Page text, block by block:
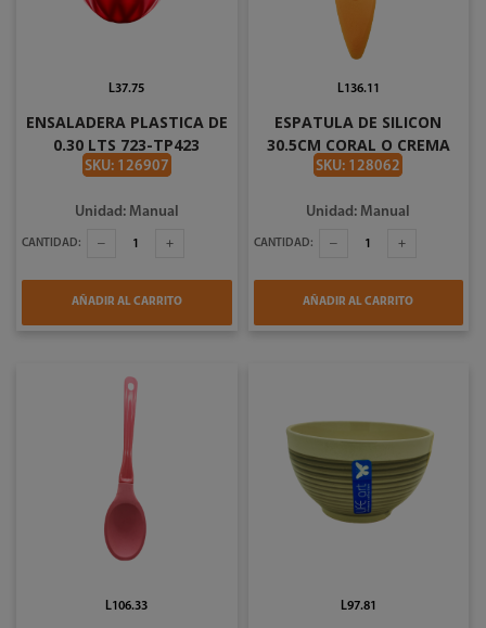
ENSALADERA PLASTICA DE
0.30 LTS 723-TP423
SKU: 126907
L37.75
Unidad: Manual
CANTIDAD:
AÑADIR AL CARRITO
ESPATULA DE SILICON
30.5CM CORAL O CREMA
BISTRO 716-06210
SKU: 128062
L136.11
Unidad: Manual
CANTIDAD:
AÑADIR AL CARRITO
L106.33 L97.81